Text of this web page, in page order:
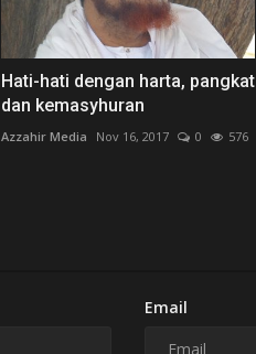
Hati-hati dengan harta, pangkat
dan kemasyhuran
Azzahir Media Nov 16, 2017 0 576
Email